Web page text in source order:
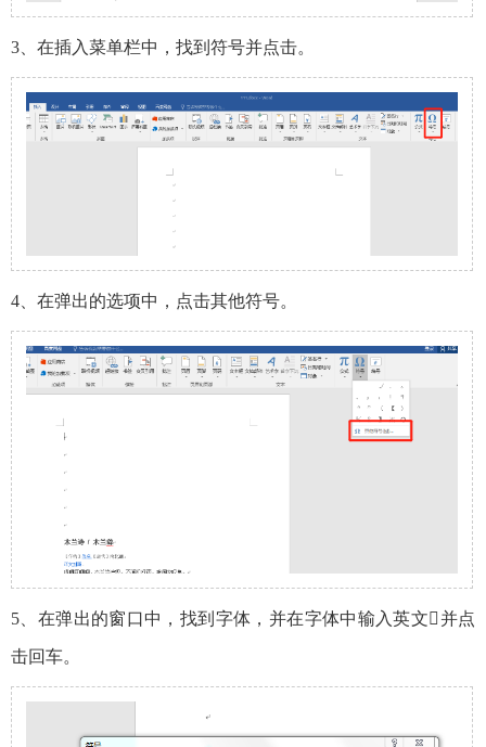
3、在插入菜单栏中，找到符号并点击。
4、在弹出的选项中，点击其他符号。
5、在弹出的窗口中，找到字体，并在字体中输入英文并点
击回车。